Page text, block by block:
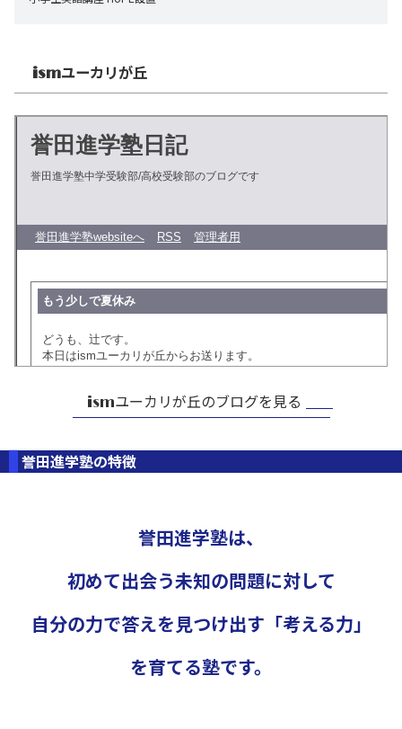
ismユーカリが丘
ismユーカリが丘のブログを見る
誉田進学塾の特徴
誉田進学塾は、
初めて出会う未知の問題に対して
自分の力で答えを見つけ出す「考える力」
を育てる塾です。